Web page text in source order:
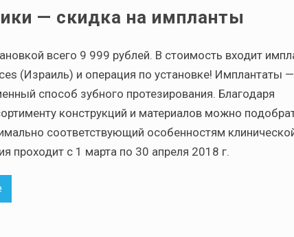
— скидка на импланты
всего 9 999 рублей. В стоимость входит
(Израиль) и операция по установке! Имплантаты
способ зубного протезирования. Благодаря
конструкций и материалов можно
соответствующий особенностям
проходит с 1 марта по 30 апреля 2018 г.